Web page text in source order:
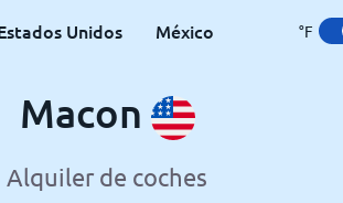
Unidos México °F
Macon
Alquiler de coches